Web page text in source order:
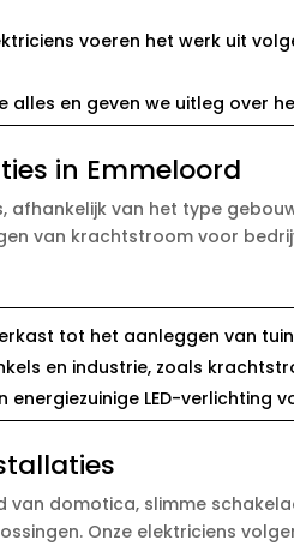
voeren het werk uit
alles en geven we uitleg over
in Emmeloord
van het type
van krachtstroom voor
tot het aanleggen van
en industrie, zoals
energiezuinige LED-
domotica, slimme
Onze elektriciens